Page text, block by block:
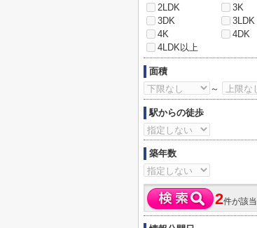
2LDK
3K
3DK
3LDK
4K
4DK
4LDK以上
面積
～
駅からの徒歩
築年数
2件が該当